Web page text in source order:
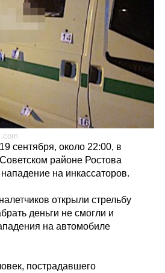
Карты
сентября, около 22:00, в
районе Ростова
на инкассаторов.
открыли стрельбу
деньги не смогли и
на автомобиле
пострадавшего